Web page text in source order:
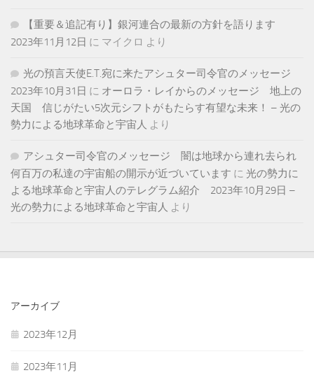
【重要＆追記有り】銀河連合の最新の方針を語ります
2023年11月12日 に マイクロ より
光の預言天使E.T.宛に来たアシュター司令官のメッセージ
2023年10月31日 に オーロラ・レイからのメッセージ 地上の
天国 信じがたい5次元シフトがもたらす有望な未来！ – 光の
勢力による地球革命と宇宙人 より
アシュター司令官のメッセージ 闇は地球から連れ去られ
何百万の私達の宇宙船の開示が近づいています に 光の勢力に
よる地球革命と宇宙人のテレグラム紹介 2023年10月29日 –
光の勢力による地球革命と宇宙人 より
アーカイブ
2023年12月
2023年11月